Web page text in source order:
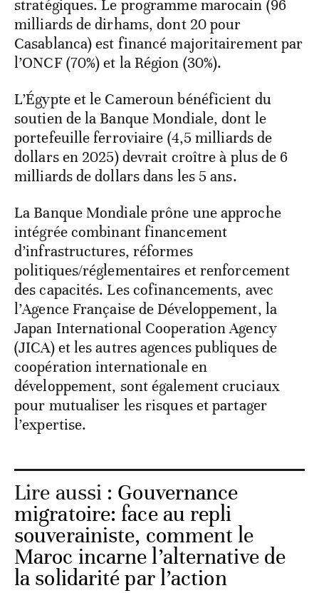
stratégiques. Le programme marocain (96
milliards de dirhams, dont 20 pour
Casablanca) est financé majoritairement par
l’ONCF (70%) et la Région (30%).
L’Égypte et le Cameroun bénéficient du
soutien de la Banque Mondiale, dont le
portefeuille ferroviaire (4,5 milliards de
dollars en 2025) devrait croître à plus de 6
milliards de dollars dans les 5 ans.
La Banque Mondiale prône une approche
intégrée combinant financement
d’infrastructures, réformes
politiques/réglementaires et renforcement
des capacités. Les cofinancements, avec
l’Agence Française de Développement, la
Japan International Cooperation Agency
(JICA) et les autres agences publiques de
coopération internationale en
développement, sont également cruciaux
pour mutualiser les risques et partager
l’expertise.
Lire aussi : Gouvernance
migratoire: face au repli
souverainiste, comment le
Maroc incarne l’alternative de
la solidarité par l’action